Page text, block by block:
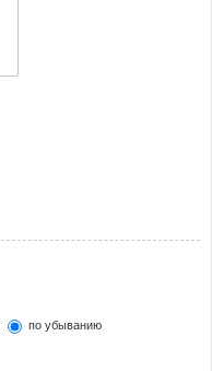
по убыванию